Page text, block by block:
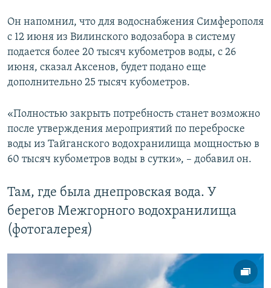
Он напомнил, что для водоснабжения Симферополя
с 12 июня из Вилинского водозабора в систему
подается более 20 тысяч кубометров воды, с 26
июня, сказал Аксенов, будет подано еще
дополнительно 25 тысяч кубометров.
«Полностью закрыть потребность станет возможно
после утверждения мероприятий по переброске
воды из Тайганского водохранилища мощностью в
60 тысяч кубометров воды в сутки», – добавил он.
Там, где была днепровская вода. У
берегов Межгорного водохранилища
(фотогалерея)